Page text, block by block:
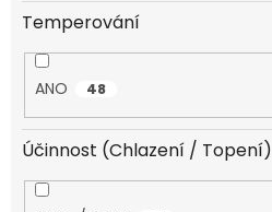
Temperování
ANO 48
Účinnost (Chlazení / Topení)